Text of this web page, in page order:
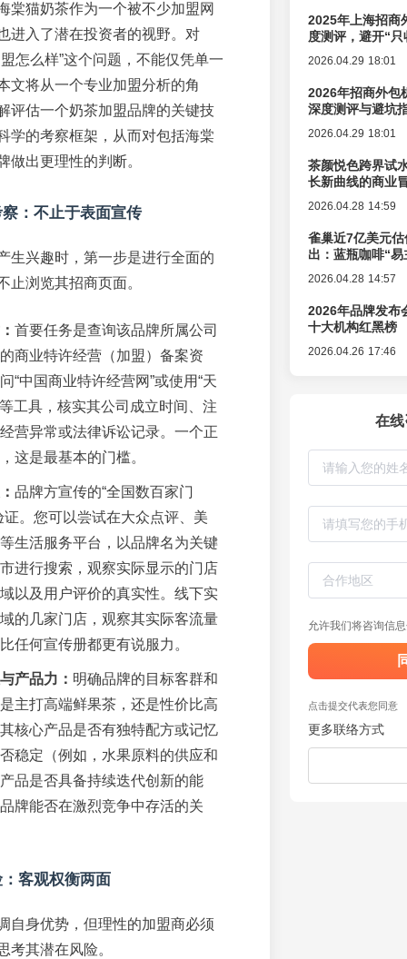
棠猫奶茶作为一个被不少加盟网
进入了潜在投资者的视野。对
怎么样”这个问题，不能仅凭单一
文将从一个专业加盟分析的角
评估一个奶茶加盟品牌的关键技
学的考察框架，从而对包括海棠
做出更理性的判断。
：不止于表面宣传
生兴趣时，第一步是进行全面的
止浏览其招商页面。
首要任务是查询该品牌所属公司
商业特许经营（加盟）备案资
“中国商业特许经营网”或使用“天
等工具，核实其公司成立时间、注
营异常或法律诉讼记录。一个正
这是最基本的门槛。
品牌方宣传的“全国数百家门
证。您可以尝试在大众点评、美
生活服务平台，以品牌名为关键
进行搜索，观察实际显示的门店
以及用户评价的真实性。线下实
的几家门店，观察其实际客流量
任何宣传册都更有说服力。
产品力： 明确品牌的目标客群和
主打高端鲜果茶，还是性价比高
核心产品是否有独特配方或记忆
稳定（例如，水果原料的供应和
品是否具备持续迭代创新的能
牌能否在激烈竞争中存活的关
客观权衡两面
自身优势，但理性的加盟商必须
考其潜在风险。
2025年上海招商
度测评，避开“
2026.04.29 18:01
2026年招商外包
深度测评与避坑
2026.04.29 18:01
茶颜悦色跨界试
长新曲线的商业
2026.04.28 14:59
雀巢近7亿美元
出：蓝瓶咖啡“
2026.04.28 14:57
2026年品牌发布
十大机构红黑榜
2026.04.26 17:46
在
允许我们将咨询信
点击提交代表您同意
更多联络方式